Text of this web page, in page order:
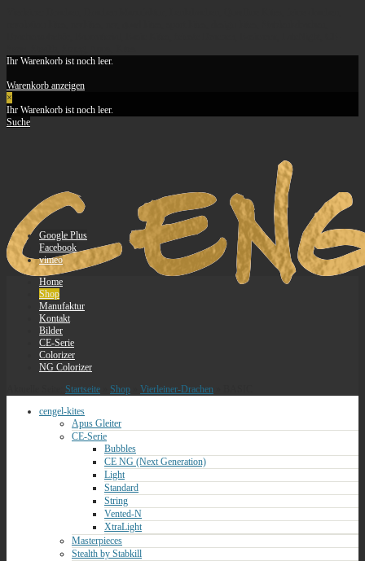
Ihr Warenkorb ist noch leer.
Warenkorb anzeigen
×
Ihr Warenkorb ist noch leer.
Suche
Google Plus
Facebook
vimeo
Home
Shop
Manufaktur
Kontakt
Bilder
CE-Serie
Colorizer
NG Colorizer
Startseite Shop Vierleiner-Drachen
cengel-kites
Apus Gleiter
CE-Serie
Bubbles
CE NG (Next Generation)
Light
Standard
String
Vented-N
XtraLight
Masterpieces
Stealth by Stabkill